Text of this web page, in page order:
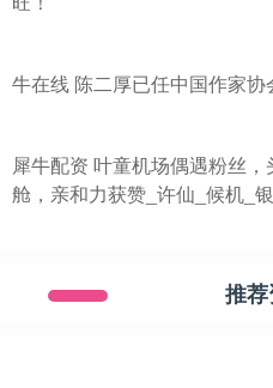
牛在线 陈二厚已任中国作家协
犀牛配资 叶童机场偶遇粉丝
舱，亲和力获赞_许仙_候机_
推